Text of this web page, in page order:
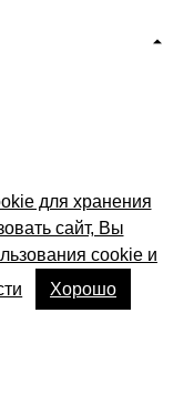
улица
для хранения
сайт, Вы
cookie и
Хорошо